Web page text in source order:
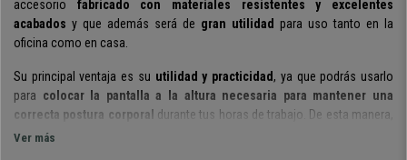
accesorio fabricado con materiales resistentes y excelentes
acabados y que además será de gran utilidad para uso tanto en la
oficina como en casa.
Su principal ventaja es su utilidad y practicidad, ya que podrás usarlo
para colocar la pantalla a la altura necesaria para mantener una
correcta postura corporal durante tus horas de trabajo. De esta manera,
evitarás futuros dolores de espalda y de cuello.
Ver más